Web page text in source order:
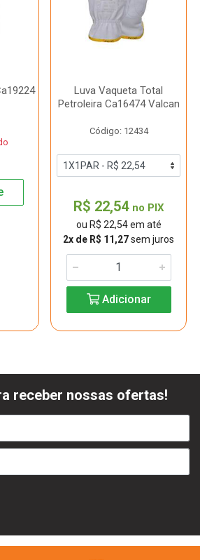
Luva Vaqueta Total
Petroleira Ca16474 Valcan
Código: 12434
R$ 22,54 no PIX
ou R$ 22,54 em até
2x de R$ 11,27sem juros
Adicionar
receber nossas ofertas!